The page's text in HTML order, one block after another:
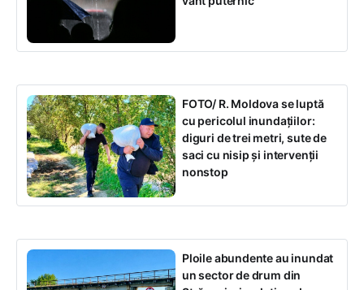
FOTO/ R. Moldova se luptă
cu pericolul inundațiilor:
diguri de trei metri, sute de
saci cu nisip și intervenții
nonstop
Ploile abundente au inundat
un sector de drum din